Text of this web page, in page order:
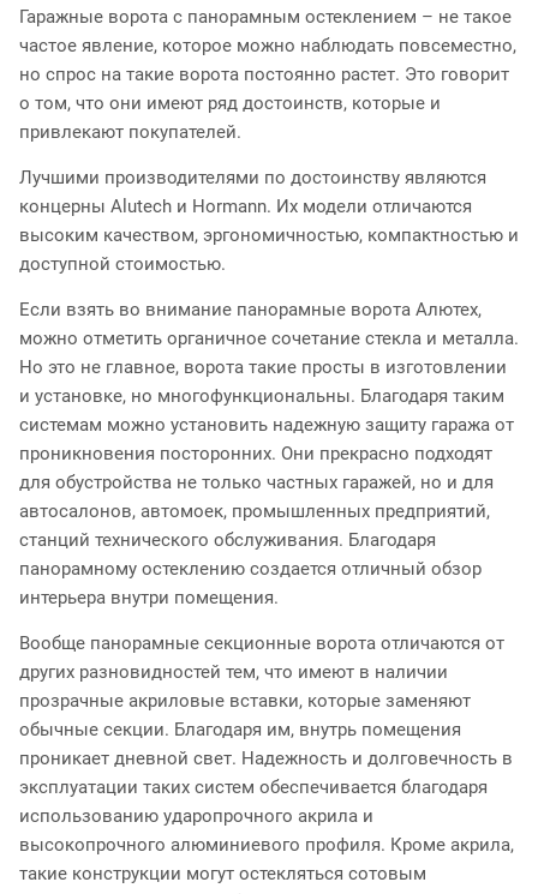
Гаражные ворота с панорамным остеклением – не такое
частое явление, которое можно наблюдать повсеместно,
но спрос на такие ворота постоянно растет. Это говорит
о том, что они имеют ряд достоинств, которые и
привлекают покупателей.
Лучшими производителями по достоинству являются
концерны Alutech и Hormann. Их модели отличаются
высоким качеством, эргономичностью, компактностью и
доступной стоимостью.
Если взять во внимание панорамные ворота Алютех,
можно отметить органичное сочетание стекла и металла.
Но это не главное, ворота такие просты в изготовлении
и установке, но многофункциональны. Благодаря таким
системам можно установить надежную защиту гаража от
проникновения посторонних. Они прекрасно подходят
для обустройства не только частных гаражей, но и для
автосалонов, автомоек, промышленных предприятий,
станций технического обслуживания. Благодаря
панорамному остеклению создается отличный обзор
интерьера внутри помещения.
Вообще панорамные секционные ворота отличаются от
других разновидностей тем, что имеют в наличии
прозрачные акриловые вставки, которые заменяют
обычные секции. Благодаря им, внутрь помещения
проникает дневной свет. Надежность и долговечность в
эксплуатации таких систем обеспечивается благодаря
использованию ударопрочного акрила и
высокопрочного алюминиевого профиля. Кроме акрила,
такие конструкции могут остекляться сотовым